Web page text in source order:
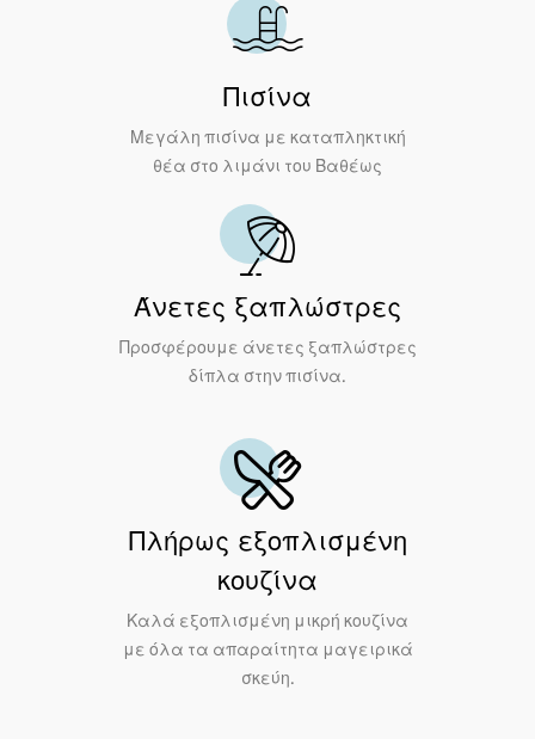
Πισίνα
Μεγάλη πισίνα με καταπληκτική
θέα στο λιμάνι του Βαθέως
Άνετες ξαπλώστρες
Προσφέρουμε άνετες ξαπλώστρες
δίπλα στην πισίνα.
Πλήρως εξοπλισμένη
κουζίνα
Καλά εξοπλισμένη μικρή κουζίνα
με όλα τα απαραίτητα μαγειρικά
σκεύη.